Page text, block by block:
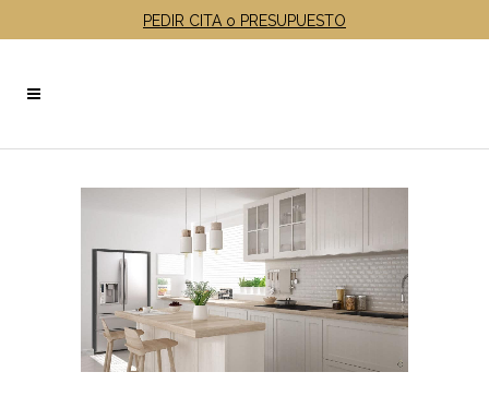
PEDIR CITA o PRESUPUESTO